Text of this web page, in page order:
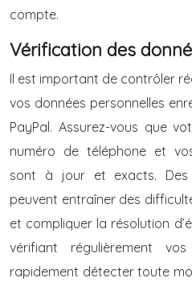
compte.
Vérification des
Il est important de contrôler
vos données personnelles
PayPal. Assurez-vous que
numéro de téléphone et
sont à jour et exacts. Des
peuvent entraîner des
et compliquer la résolution
vérifiant régulièrement
rapidement détecter toute